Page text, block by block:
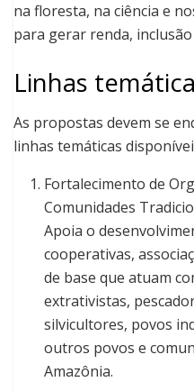
na floresta, na ciência e
para gerar renda,
Linhas
As propostas devem se
linhas temáticas
Fortalecimento de
Comunidades
Apoia o
cooperativas,
de base que atuam
extrativistas,
silvicultores, povos
outros povos e
Amazônia.